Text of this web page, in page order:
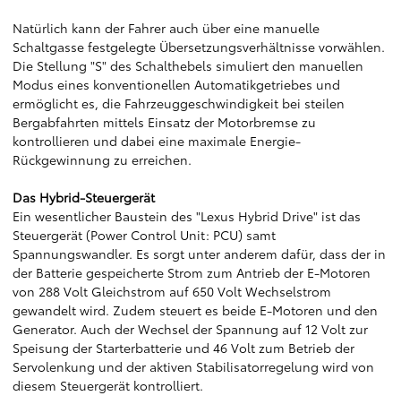
Natürlich kann der Fahrer auch über eine manuelle
Schaltgasse festgelegte Übersetzungsverhältnisse vorwählen.
Die Stellung "S" des Schalthebels simuliert den manuellen
Modus eines konventionellen Automatikgetriebes und
ermöglicht es, die Fahrzeuggeschwindigkeit bei steilen
Bergabfahrten mittels Einsatz der Motorbremse zu
kontrollieren und dabei eine maximale Energie-
Rückgewinnung zu erreichen.
Das Hybrid-Steuergerät
Ein wesentlicher Baustein des "Lexus Hybrid Drive" ist das
Steuergerät (Power Control Unit: PCU) samt
Spannungswandler. Es sorgt unter anderem dafür, dass der in
der Batterie gespeicherte Strom zum Antrieb der E-Motoren
von 288 Volt Gleichstrom auf 650 Volt Wechselstrom
gewandelt wird. Zudem steuert es beide E-Motoren und den
Generator. Auch der Wechsel der Spannung auf 12 Volt zur
Speisung der Starterbatterie und 46 Volt zum Betrieb der
Servolenkung und der aktiven Stabilisatorregelung wird von
diesem Steuergerät kontrolliert.